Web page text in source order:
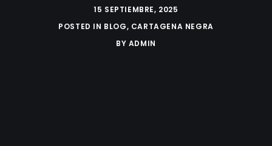
15 SEPTIEMBRE, 2025
POSTED IN BLOG, CARTAGENA NEGRA
BY ADMIN